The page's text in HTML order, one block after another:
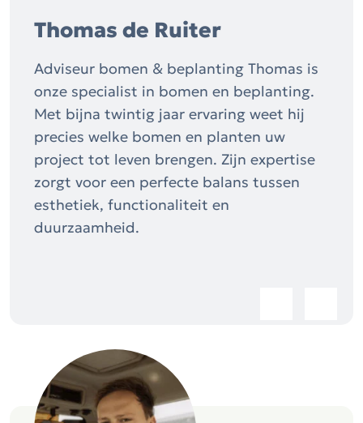
Thomas de Ruiter
Adviseur bomen & beplanting Thomas is
onze specialist in bomen en beplanting.
Met bijna twintig jaar ervaring weet hij
precies welke bomen en planten uw
project tot leven brengen. Zijn expertise
zorgt voor een perfecte balans tussen
esthetiek, functionaliteit en
duurzaamheid.